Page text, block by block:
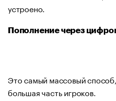
устроено.
Пополнение через
Это самый массовый
большая часть игроков.